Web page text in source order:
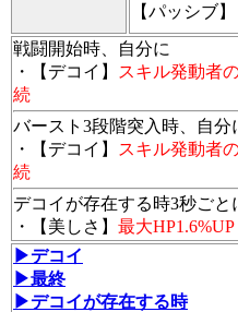
【パッシブ】
戦闘開始時、自分に
・【デコイ】
スキル発動者
続
バースト3段階突入時、自分
・【デコイ】
スキル発動者
続
デコイが存在する時3秒ごと
・【美しさ】 最大
▶デコイ
▶最終
▶デコイが存在する時